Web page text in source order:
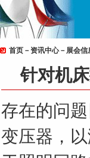
首页 － 资讯中心－ 展会信
针对机
存在的问
变压器，